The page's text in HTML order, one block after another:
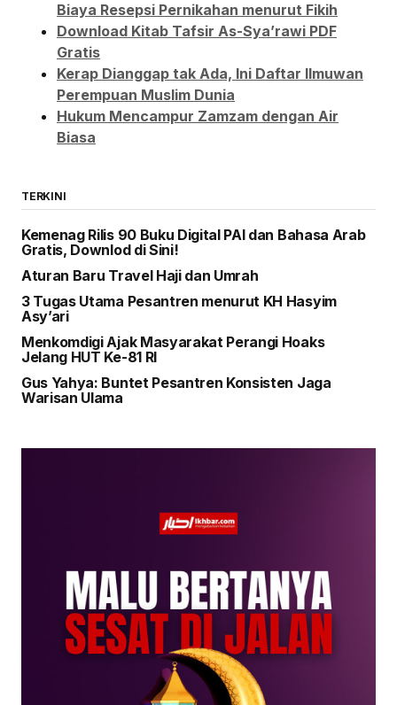
Biaya Resepsi Pernikahan menurut Fikih
Download Kitab Tafsir As-Sya’rawi PDF
Gratis
Kerap Dianggap tak Ada, Ini Daftar Ilmuwan
Perempuan Muslim Dunia
Hukum Mencampur Zamzam dengan Air
Biasa
TERKINI
Kemenag Rilis 90 Buku Digital PAI dan Bahasa Arab
Gratis, Downlod di Sini!
Aturan Baru Travel Haji dan Umrah
3 Tugas Utama Pesantren menurut KH Hasyim
Asy’ari
Menkomdigi Ajak Masyarakat Perangi Hoaks
Jelang HUT Ke-81 RI
Gus Yahya: Buntet Pesantren Konsisten Jaga
Warisan Ulama